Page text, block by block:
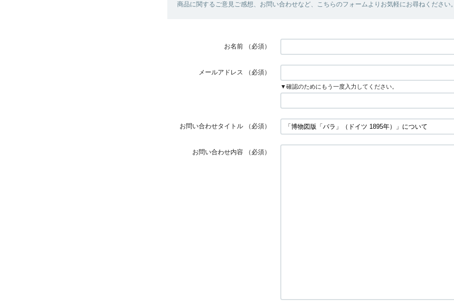
商品に関するご意見ご感想、お問い合わせなど、こちらのフォームよりお気軽にお尋ねください。
お名前 （必須）
メールアドレス （必須）
▼確認のためにもう一度入力してください。
お問い合わせタイトル （必須）
お問い合わせ内容 （必須）